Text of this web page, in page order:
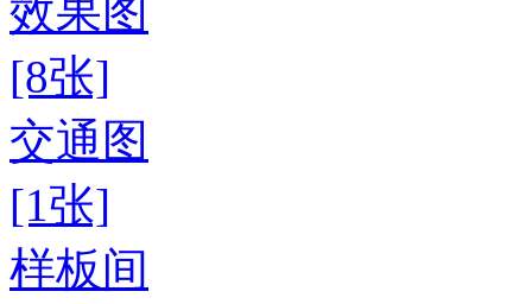
效果图
[8张]
交通图
[1张]
样板间